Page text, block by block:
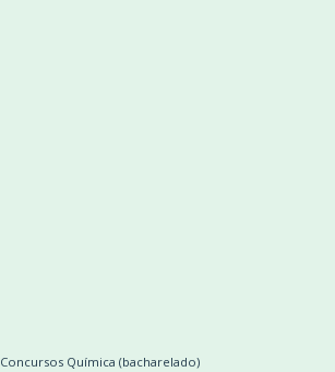
Concursos Química (bacharelado)